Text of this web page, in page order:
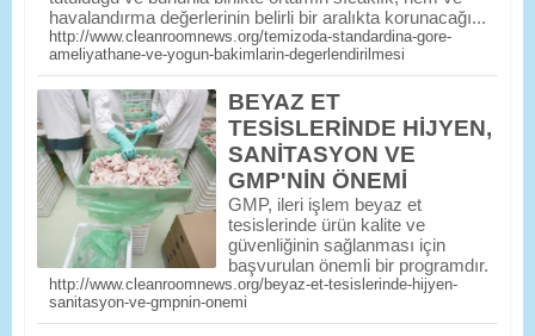
havalandırma değerlerinin belirli bir aralıkta korunacağı...
http://www.cleanroomnews.org/temizoda-standardina-gore-
ameliyathane-ve-yogun-bakimlarin-degerlendirilmesi
BEYAZ ET
TESİSLERİNDE HİJYEN,
SANİTASYON VE
GMP'NİN ÖNEMİ
GMP, ileri işlem beyaz et
tesislerinde ürün kalite ve
güvenliğinin sağlanması için
başvurulan önemli bir programdır.
http://www.cleanroomnews.org/beyaz-et-tesislerinde-hijyen-
sanitasyon-ve-gmpnin-onemi